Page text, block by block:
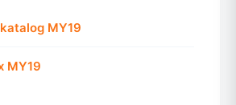
MY19
MY19